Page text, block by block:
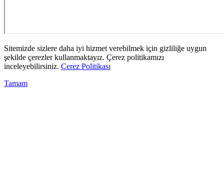
Sitemizde sizlere daha iyi hizmet verebilmek için gizliliğe uygun
şekilde çerezler kullanmaktayız. Çerez politikamızı
inceleyebilirsiniz. Çerez Politikası
Tamam